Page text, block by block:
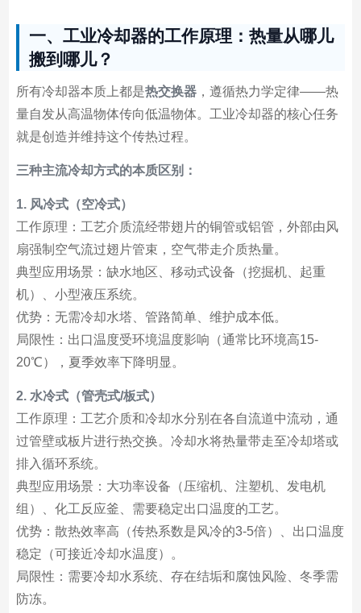
一、工业冷却器的工作原理：热量从哪儿
搬到哪儿？
所有冷却器本质上都是热交换器，遵循热力学定律——热
量自发从高温物体传向低温物体。工业冷却器的核心任务
就是创造并维持这个传热过程。
三种主流冷却方式的本质区别：
1. 风冷式（空冷式）
工作原理：工艺介质流经带翅片的铜管或铝管，外部由风
扇强制空气流过翅片管束，空气带走介质热量。
典型应用场景：缺水地区、移动式设备（挖掘机、起重
机）、小型液压系统。
优势：无需冷却水塔、管路简单、维护成本低。
局限性：出口温度受环境温度影响（通常比环境高15-
20℃），夏季效率下降明显。
2. 水冷式（管壳式/板式）
工作原理：工艺介质和冷却水分别在各自流道中流动，通
过管壁或板片进行热交换。冷却水将热量带走至冷却塔或
排入循环系统。
典型应用场景：大功率设备（压缩机、注塑机、发电机
组）、化工反应釜、需要稳定出口温度的工艺。
优势：散热效率高（传热系数是风冷的3-5倍）、出口温度
稳定（可接近冷却水温度）。
局限性：需要冷却水系统、存在结垢和腐蚀风险、冬季需
防冻。